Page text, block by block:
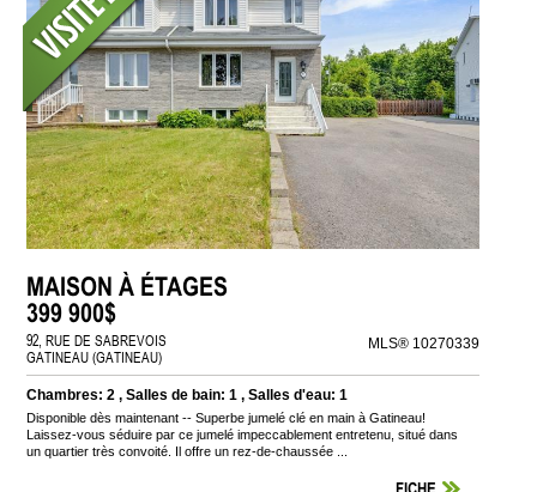
MAISON À ÉTAGES
399 900$
92, RUE DE SABREVOIS
GATINEAU (GATINEAU)
MLS® 10270339
Chambres: 2 , Salles de bain: 1 , Salles d'eau: 1
Disponible dès maintenant -- Superbe jumelé clé en main à Gatineau!
Laissez-vous séduire par ce jumelé impeccablement entretenu, situé dans
un quartier très convoité. Il offre un rez-de-chaussée ...